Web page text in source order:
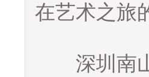
在艺术之旅
深圳南山